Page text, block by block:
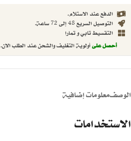
الدفع عند الاستلام.
التوصيل السريع 48 إلى 72 ساعة.
التقسيط تابي و تمارا
أحصل علىأولوية التغليف والشحن عند الطلب الان.
الوصفمعلومات إضافية
الاستخدامات